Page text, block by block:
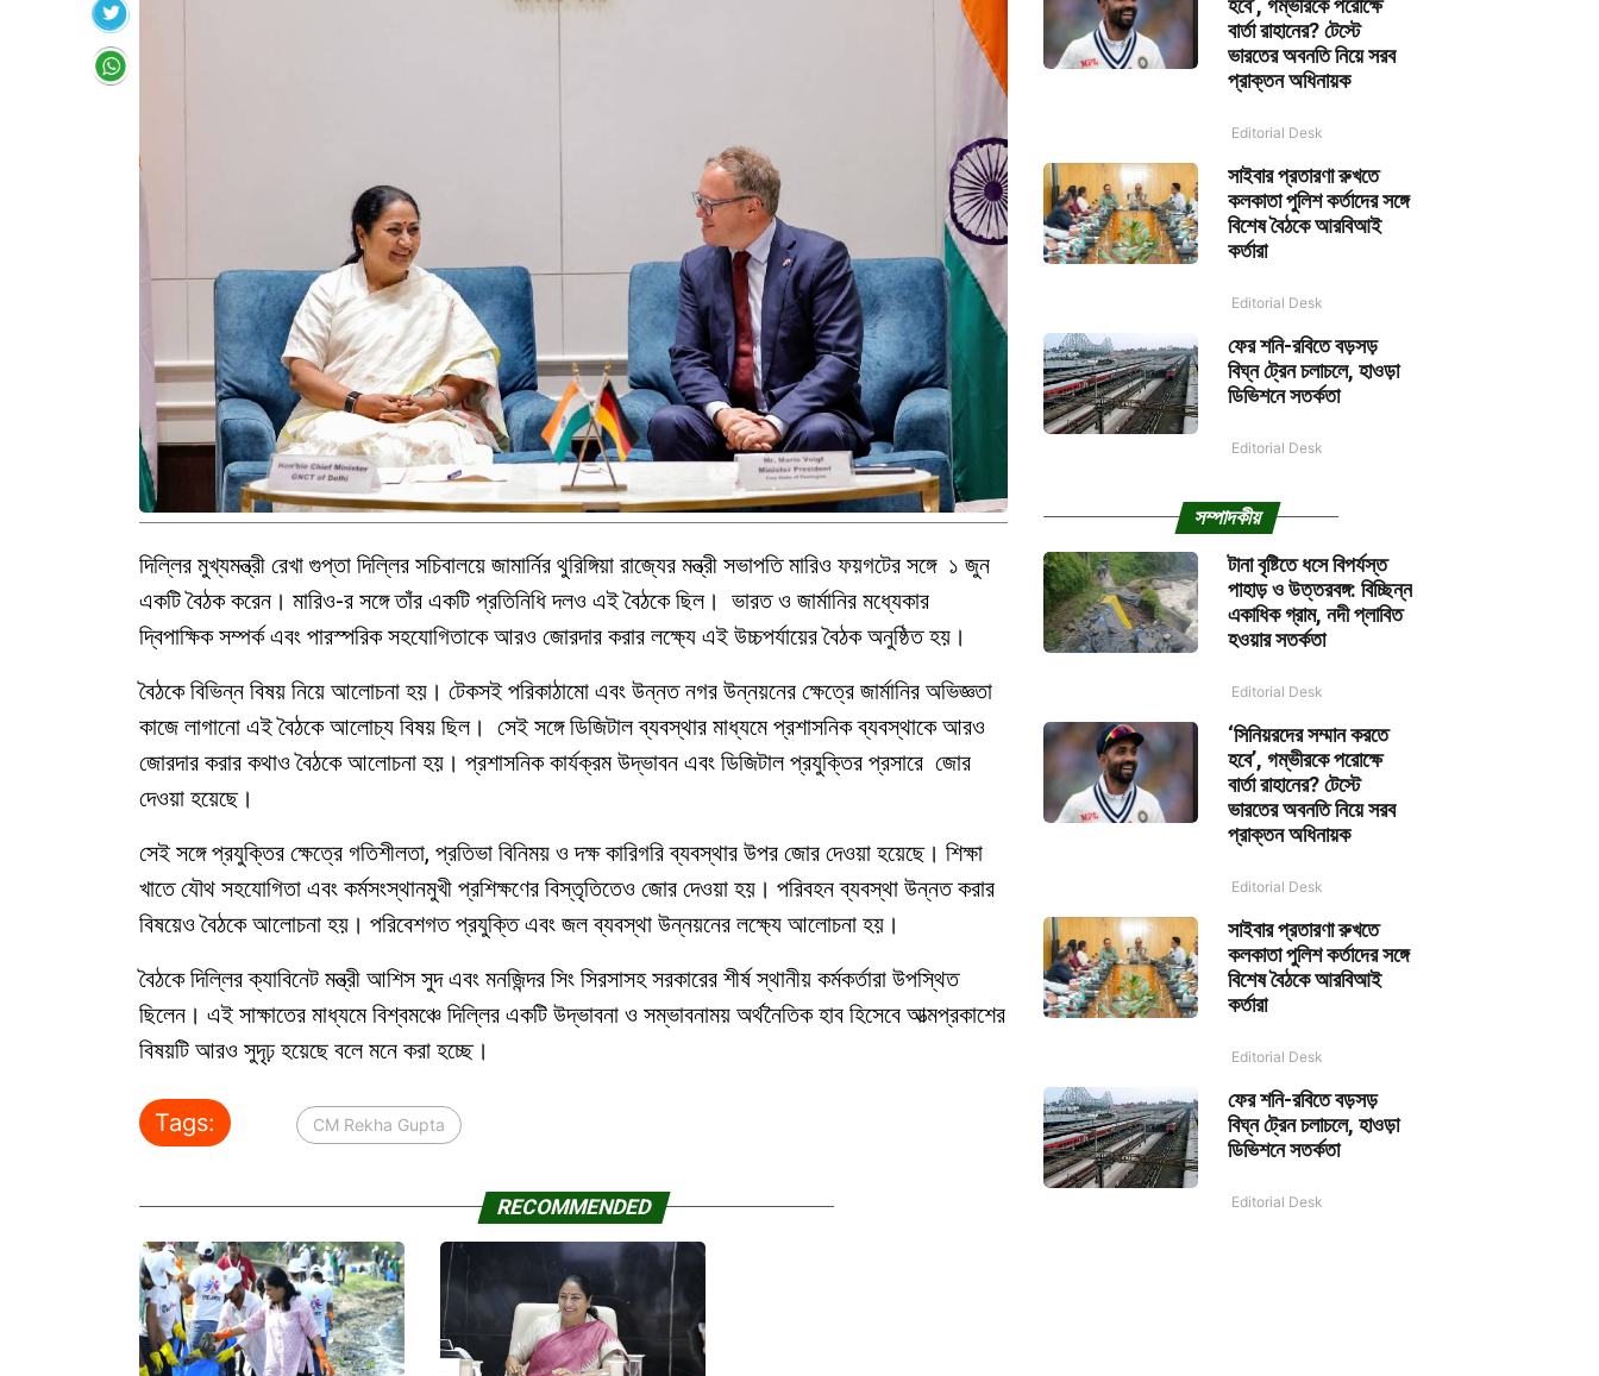
দিল্লির মুখ্যমন্ত্রী রেখা গুপ্তা দিল্লির সচিবালয়ে জামার্নির থুরিঙ্গিয়া রাজ্যের মন্ত্রী সভাপতি মারিও ফয়গটের সঙ্গে ১ জুন
একটি বৈঠক করেন। মারিও-র সঙ্গে তাঁর একটি প্রতিনিধি দলও এই বৈঠকে ছিল। ভারত ও জার্মানির মধ্যেকার
দ্বিপাক্ষিক সম্পর্ক এবং পারস্পরিক সহযোগিতাকে আরও জোরদার করার লক্ষ্যে এই উচ্চপর্যায়ের বৈঠক অনুষ্ঠিত হয়।
বৈঠকে বিভিন্ন বিষয় নিয়ে আলোচনা হয়। টেকসই পরিকাঠামো এবং উন্নত নগর উন্নয়নের ক্ষেত্রে জার্মানির অভিজ্ঞতা
কাজে লাগানো এই বৈঠকে আলোচ্য বিষয় ছিল। সেই সঙ্গে ডিজিটাল ব্যবস্থার মাধ্যমে প্রশাসনিক ব্যবস্থাকে আরও
জোরদার করার কথাও বৈঠকে আলোচনা হয়। প্রশাসনিক কার্যক্রম উদ্ভাবন এবং ডিজিটাল প্রযুক্তির প্রসারে জোর
দেওয়া হয়েছে।
সেই সঙ্গে প্রযুক্তির ক্ষেত্রে গতিশীলতা, প্রতিভা বিনিময় ও দক্ষ কারিগরি ব্যবস্থার উপর জোর দেওয়া হয়েছে। শিক্ষা
খাতে যৌথ সহযোগিতা এবং কর্মসংস্থানমুখী প্রশিক্ষণের বিস্তৃতিতেও জোর দেওয়া হয়। পরিবহন ব্যবস্থা উন্নত করার
বিষয়েও বৈঠকে আলোচনা হয়। পরিবেশগত প্রযুক্তি এবং জল ব্যবস্থা উন্নয়নের লক্ষ্যে আলোচনা হয়।
বৈঠকে দিল্লির ক্যাবিনেট মন্ত্রী আশিস সুদ এবং মনজিন্দর সিং সিরসাসহ সরকারের শীর্ষ স্থানীয় কর্মকর্তারা উপস্থিত
ছিলেন। এই সাক্ষাতের মাধ্যমে বিশ্বমঞ্চে দিল্লির একটি উদ্ভাবনা ও সম্ভাবনাময় অর্থনৈতিক হাব হিসেবে আত্মপ্রকাশের
বিষয়টি আরও সুদৃঢ় হয়েছে বলে মনে করা হচ্ছে।
Tags: CM Rekha Gupta
RECOMMENDED
হবে’, গম্ভীরকে পরোক্ষে
বার্তা রাহানের? টেস্টে
ভারতের অবনতি নিয়ে সরব
প্রাক্তন অধিনায়ক
Editorial Desk
সাইবার প্রতারণা রুখতে
কলকাতা পুলিশ কর্তাদের সঙ্গে
বিশেষ বৈঠকে আরবিআই
কর্তারা
Editorial Desk
ফের শনি-রবিতে বড়সড়
বিঘ্ন ট্রেন চলাচলে, হাওড়া
ডিভিশনে সতর্কতা
Editorial Desk
সম্পাদকীয়
টানা বৃষ্টিতে ধসে বিপর্যস্ত
পাহাড় ও উত্তরবঙ্গ: বিচ্ছিন্ন
একাধিক গ্রাম, নদী প্লাবিত
হওয়ার সতর্কতা
Editorial Desk
‘সিনিয়রদের সম্মান করতে
হবে’, গম্ভীরকে পরোক্ষে
বার্তা রাহানের? টেস্টে
ভারতের অবনতি নিয়ে সরব
প্রাক্তন অধিনায়ক
Editorial Desk
সাইবার প্রতারণা রুখতে
কলকাতা পুলিশ কর্তাদের সঙ্গে
বিশেষ বৈঠকে আরবিআই
কর্তারা
Editorial Desk
ফের শনি-রবিতে বড়সড়
বিঘ্ন ট্রেন চলাচলে, হাওড়া
ডিভিশনে সতর্কতা
Editorial Desk